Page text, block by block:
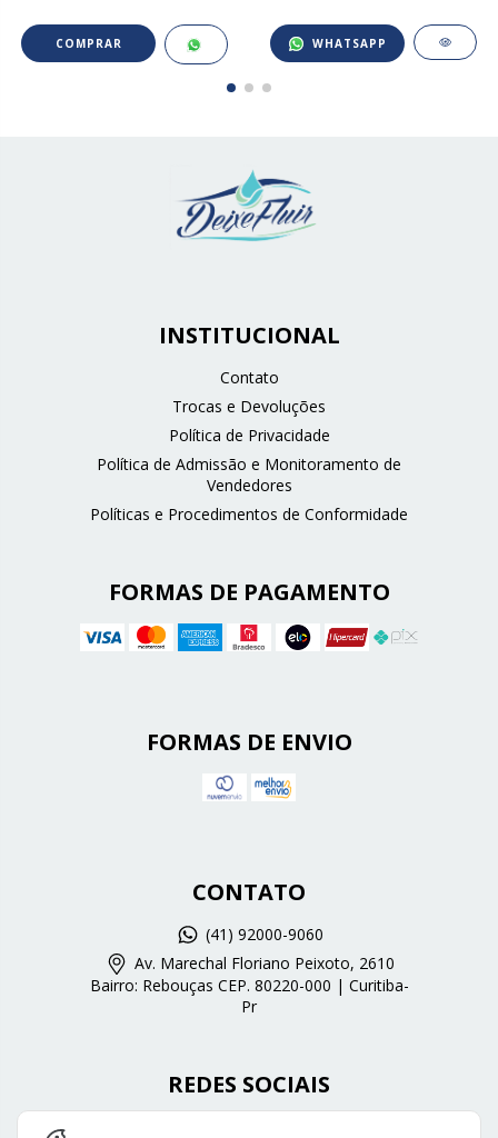
WHATSAPP
INSTITUCIONAL
Contato
Trocas e Devoluções
Política de Privacidade
Política de Admissão e Monitoramento de
Vendedores
Políticas e Procedimentos de Conformidade
FORMAS DE PAGAMENTO
FORMAS DE ENVIO
CONTATO
(41) 92000-9060
Av. Marechal Floriano Peixoto, 2610
Bairro: Rebouças CEP. 80220-000 | Curitiba-
Pr
REDES SOCIAIS